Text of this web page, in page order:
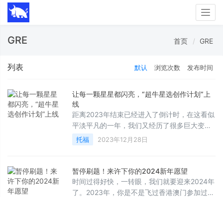
GRE 首页 GRE
列表 默认 浏览次数 发布时间
让每一颗星星都闪亮，“超牛星选创作计划”上
线
距离2023年结束已经进入了倒计时，在这看似
平淡平凡的一年，我们又经历了很多巨大变
化：3月SAT改成了机考、7月托福进行了改
革、9月GRE进行了改革、12月雅思在中国内
幸与各位一起度过了这段精彩不断的时光。在
备考和申请的时间里，从来不乏精彩的见证者
和记录者。自12月起，超牛模考网发起“超牛星
托福 2023年12月28日
暂停刷题！来许下你的2024新年愿望
时间过得好快，一转眼，我们就要迎来2024年
了。2023年，你是不是飞过香港澳门参加过新